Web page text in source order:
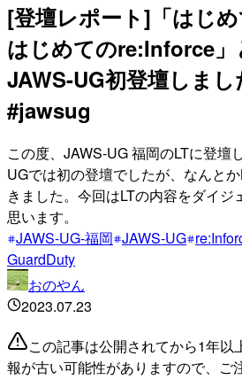
[登壇レポート]「はじ
はじめてのre:Inforce
JAWS-UG初登壇しま
#jawsug
この度、JAWS-UG 福岡のLTに登壇
UGでは初の登壇でしたが、なんと
きました。今回はLTの内容をダイジ
思います。
JAWS-UG-福岡 JAWS-UG
GuardDuty
おのやん
2023.07.23
この記事は公開されてから1年以
報が古い可能性がありますので、ご